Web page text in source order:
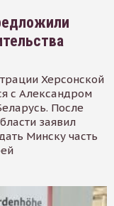
Херсонской
с Александром
После
заявил
Минску часть